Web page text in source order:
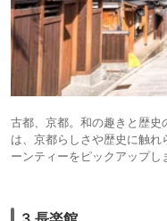
古都、京都。和の趣きと歴
は、京都らしさや歴史に触
ーンティーをピックアップし